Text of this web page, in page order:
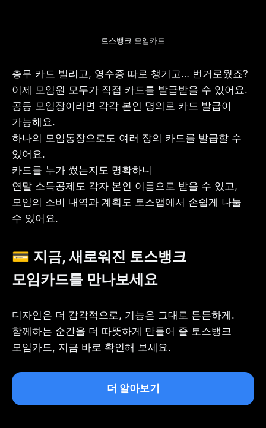
토스뱅크 모임카드
총무 카드 빌리고, 영수증 따로 챙기고… 번거로웠죠?
이제 모임원 모두가 직접 카드를 발급받을 수 있어요.
공동 모임장이라면 각각 본인 명의로 카드 발급이
가능해요.
하나의 모임통장으로도 여러 장의 카드를 발급할 수
있어요.
카드를 누가 썼는지도 명확하니
연말 소득공제도 각자 본인 이름으로 받을 수 있고,
모임의 소비 내역과 계획도 토스앱에서 손쉽게 나눌
수 있어요.
💳 지금, 새로워진 토스뱅크
모임카드를 만나보세요
디자인은 더 감각적으로, 기능은 그대로 든든하게.
함께하는 순간을 더 따뜻하게 만들어 줄 토스뱅크
모임카드, 지금 바로 확인해 보세요.
더 알아보기